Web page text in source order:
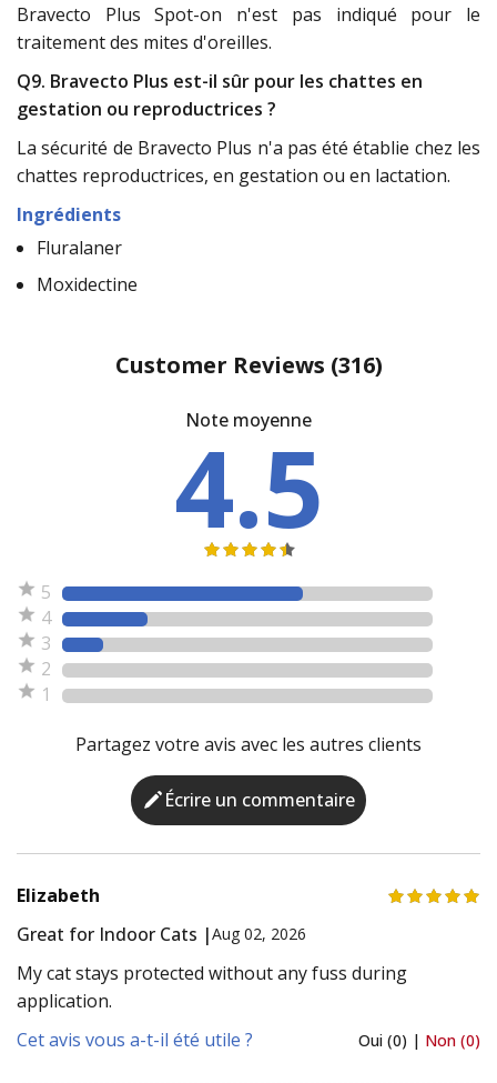
Bravecto Plus Spot-on n'est pas indiqué pour le
traitement des mites d'oreilles.
Q9. Bravecto Plus est-il sûr pour les chattes en
gestation ou reproductrices ?
La sécurité de Bravecto Plus n'a pas été établie chez les
chattes reproductrices, en gestation ou en lactation.
Ingrédients
Fluralaner
Moxidectine
Customer Reviews (316)
Note moyenne
4.5
5
4
3
2
1
Partagez votre avis avec les autres clients
Écrire un commentaire
Elizabeth
Great for Indoor Cats |Aug 02, 2026
My cat stays protected without any fuss during
application.
Cet avis vous a-t-il été utile ?
Oui (0) | Non (0)